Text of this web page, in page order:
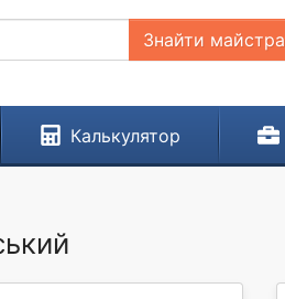
Знайти майстра
Калькулятор